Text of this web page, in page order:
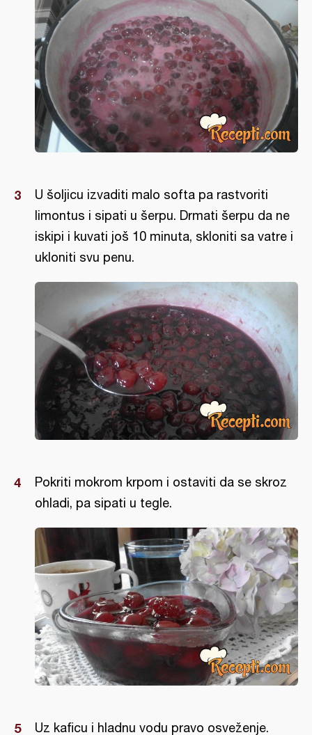
U šoljicu izvaditi malo softa pa rastvoriti
limontus i sipati u šerpu. Drmati šerpu da ne
iskipi i kuvati još 10 minuta, skloniti sa vatre i
ukloniti svu penu.
Pokriti mokrom krpom i ostaviti da se skroz
ohladi, pa sipati u tegle.
Uz kaficu i hladnu vodu pravo osveženje.